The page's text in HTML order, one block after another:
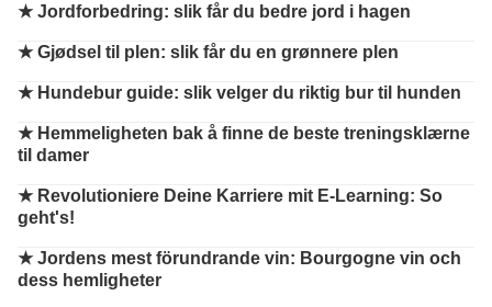
★Jordforbedring: slik får du bedre jord i hagen
★Gjødsel til plen: slik får du en grønnere plen
★ Hundebur guide: slik velger du riktig bur til hunden
★ Hemmeligheten bak å finne de beste treningsklærne
til damer
★ Revolutioniere Deine Karriere mit E-Learning: So
geht's!
★Jordens mest förundrande vin: Bourgogne vin och
dess hemligheter